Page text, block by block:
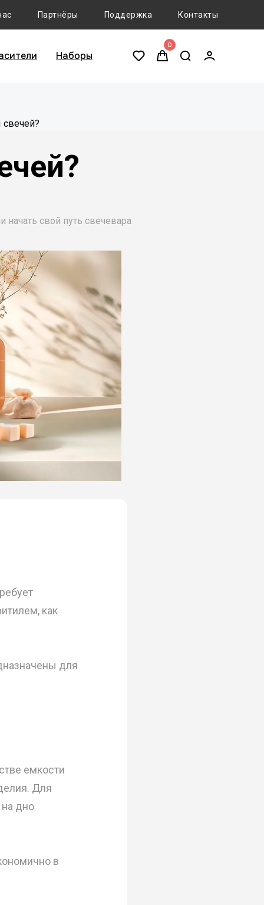
Партнёры Поддержка Контакты
0
Наборы
свой путь свечевара
как
для
емкости
Для
на дно
в